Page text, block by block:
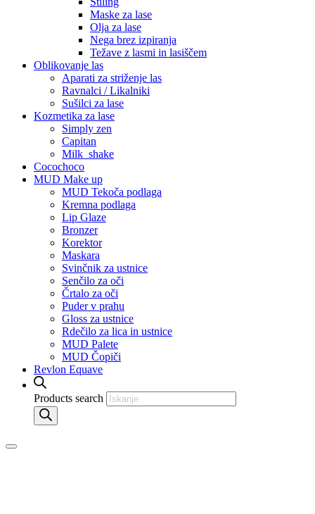
Maske za lase
Olja za lase
Nega brez izpiranja
Težave z lasmi in lasiščem
Oblikovanje las
Aparati za striženje las
Ravnalci / Likalniki
Sušilci za lase
Kozmetika za lase
Simply zen
Capitan
Milk_shake
Cocochoco
MUD Make up
MUD Tekoča podlaga
Kremna podlaga
Lip Glaze
Bronzer
Korektor
Maskara
Svinčnik za ustnice
Senčilo za oči
Črtalo za oči
Puder v prahu
Gloss za ustnice
Rdečilo za lica in ustnice
MUD Palete
MUD Čopiči
Revlon Equave
Products search